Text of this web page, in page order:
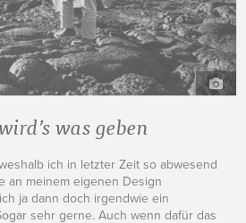
was geben
ich in letzter Zeit so abwesend
an meinem eigenen Design
ja dann doch irgendwie ein
sehr gerne. Auch wenn dafür das